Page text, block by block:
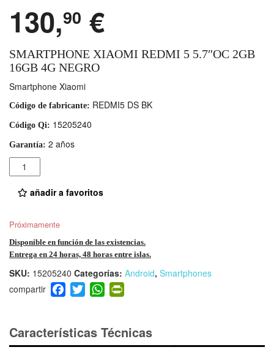
130,90 €
SMARTPHONE XIAOMI REDMI 5 5.7″OC 2GB
16GB 4G NEGRO
Smartphone Xiaomi
Código de fabricante: REDMI5 DS BK
Código Qi: 15205240
Garantía: 2 años
Cantidad
añadir a favoritos
Próximamente
Disponible en función de las existencias.
Entrega en 24 horas, 48 horas entre islas.
SKU: 15205240 Categorías: Android, Smartphones
F
a
e
b
T
wi
er
W
h
s
A
ri
e
Características Técnicas